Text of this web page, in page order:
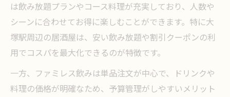
は飲み放題プランやコース料理が充実しており、人数や
シーンに合わせてお得に楽しむことができます。特に大
塚駅周辺の居酒屋は、安い飲み放題や割引クーポンの利
用でコスパを最大化できるのが特徴です。
一方、ファミレス飲みは単品注文が中心で、ドリンクや
料理の価格が明確なため、予算管理がしやすいメリット